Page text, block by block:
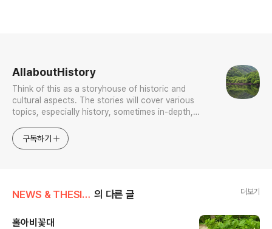
AllaboutHistory
Think of this as a storyhouse of historic and
cultural aspects. The stories will cover various
topics, especially history, sometimes in-depth,
approach will be to resist any common sense or
generalized viewpoint
구독하기
NEWS & THESIS/Photo News 의 다른 글 더보기
홀아비꽃대